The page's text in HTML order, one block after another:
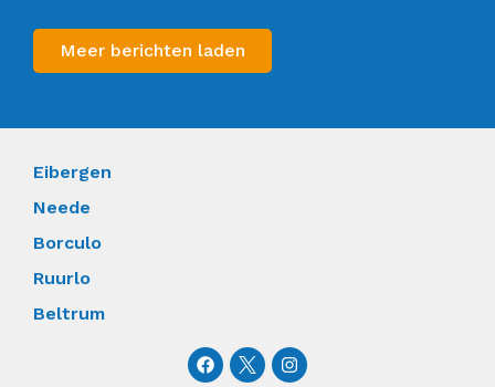
Meer berichten laden
Eibergen
Neede
Borculo
Ruurlo
Beltrum
F
a
I
n